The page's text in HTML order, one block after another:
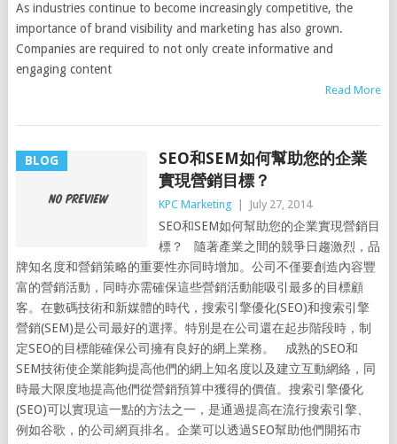
As industries continue to become increasingly competitive, the
importance of brand visibility and marketing has also grown.
Companies are required to not only create informative and
engaging content
Read More
BLOG
SEO和SEM如何幫助您的企業
實現營銷目標？
KPC Marketing July 27, 2014
SEO和SEM如何幫助您的企業實現營銷目
標？ 隨著產業之間的競爭日趨激烈，品
牌知名度和營銷策略的重要性亦同時增加。公司不僅要創造內容豐
富的營銷活動，同時亦需確保這些營銷活動能吸引最多的目標顧
客。在數碼技術和新媒體的時代，搜索引擎優化(SEO)和搜索引擎
營銷(SEM)是公司最好的選擇。特別是在公司還在起步階段時，制
定SEO的目標能確保公司擁有良好的網上業務。 成熟的SEO和
SEM技術使企業能夠提高他們的網上知名度以及建立互動網絡，同
時最大限度地提高他們從營銷預算中獲得的價值。搜索引擎優化
(SEO)可以實現這一點的方法之一，是通過提高在流行搜索引擎、
例如谷歌，的公司網頁排名。企業可以透過SEO幫助他們開拓市